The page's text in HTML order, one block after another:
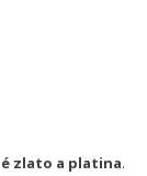
zlato a platina.